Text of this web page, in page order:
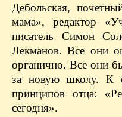
Дебольская,
мама», редактор
писатель Симон
Лекманов. Все они
органично. Все они
за новую школу. К
принципов отца:
сегодня».